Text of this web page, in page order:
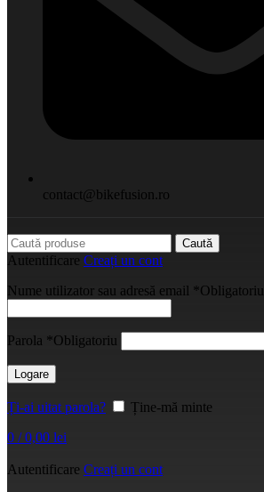
contact@bikefusion.ro
Caută
Autentificare Creați un cont
Nume utilizator sau adresă email *Obligatoriu
Parola *Obligatoriu
Logare
Ți-ai uitat parola?
Ține-mă minte
0 / 0,00 lei
Autentificare Creați un cont